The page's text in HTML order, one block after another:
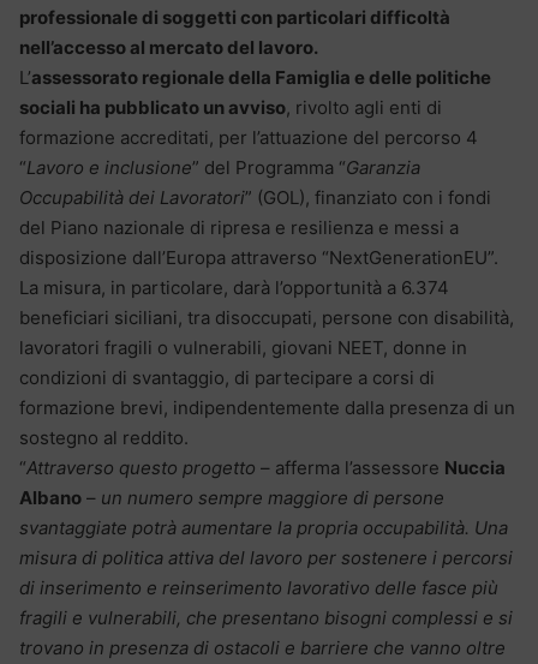
professionale di soggetti con particolari difficoltà
nell’accesso al mercato del lavoro.
L’assessorato regionale della Famiglia e delle politiche
sociali ha pubblicato un avviso, rivolto agli enti di
formazione accreditati, per l’attuazione del percorso 4
“Lavoro e inclusione” del Programma “Garanzia
Occupabilità dei Lavoratori” (GOL), finanziato con i fondi
del Piano nazionale di ripresa e resilienza e messi a
disposizione dall’Europa attraverso “NextGenerationEU”.
La misura, in particolare, darà l’opportunità a 6.374
beneficiari siciliani, tra disoccupati, persone con disabilità,
lavoratori fragili o vulnerabili, giovani NEET, donne in
condizioni di svantaggio, di partecipare a corsi di
formazione brevi, indipendentemente dalla presenza di un
sostegno al reddito.
“Attraverso questo progetto – afferma l’assessore Nuccia
Albano – un numero sempre maggiore di persone
svantaggiate potrà aumentare la propria occupabilità. Una
misura di politica attiva del lavoro per sostenere i percorsi
di inserimento e reinserimento lavorativo delle fasce più
fragili e vulnerabili, che presentano bisogni complessi e si
trovano in presenza di ostacoli e barriere che vanno oltre